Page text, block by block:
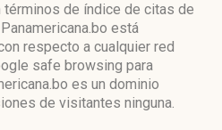
de índice de citas de
está
respecto a cualquier red
safe browsing para
es un dominio
de visitantes ninguna.